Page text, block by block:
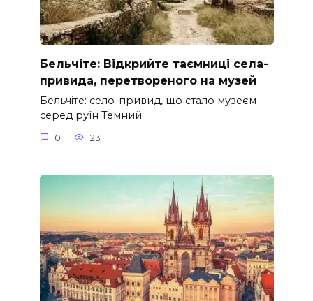
Бельчіте: Відкрийте таємниці села-
привида, перетвореного на музей
Бельчіте: село-привид, що стало музеєм
серед руїн Темний
0 23